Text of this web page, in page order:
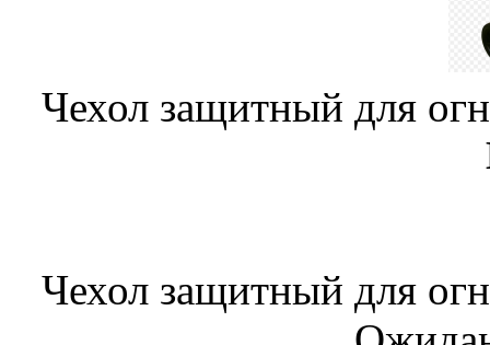
Чехол защитный для
Чехол защитный для